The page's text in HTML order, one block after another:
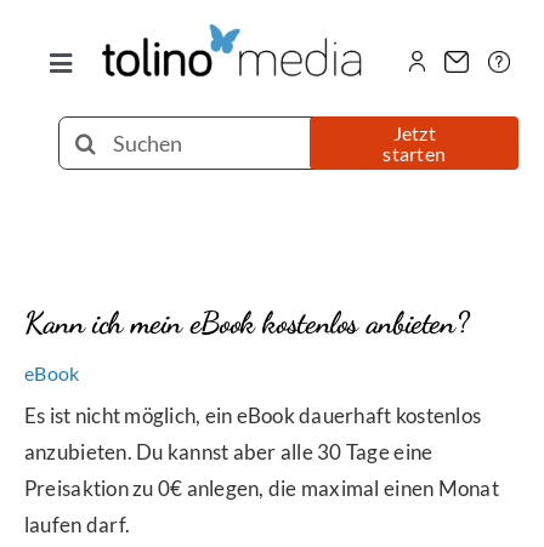
Inhalt
Toggle
Selfpublishing
Hörbuch
Über uns
Blog
Suche
nach:
Jetzt
starten
Kann ich mein eBook kostenlos anbieten?
eBook
Es ist nicht möglich, ein eBook dauerhaft kostenlos
anzubieten. Du kannst aber alle 30 Tage eine
Preisaktion zu 0€ anlegen, die maximal einen Monat
laufen darf.